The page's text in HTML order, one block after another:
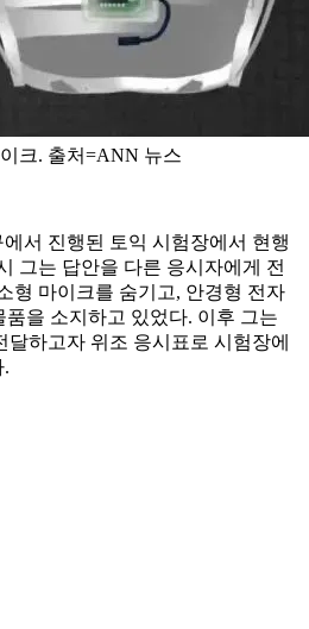
크. 출처=ANN 뉴스
서 진행된 토익 시험장에서 현행
그는 답안을 다른 응시자에게 전
형 마이크를 숨기고, 안경형 전자
품을 소지하고 있었다. 이후 그는
하고자 위조 응시표로 시험장에
.